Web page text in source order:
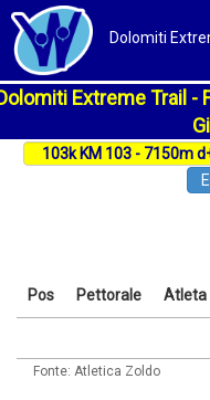
Extreme Trail -
Pos Pettorale Atleta
Fonte: Atletica Zoldo